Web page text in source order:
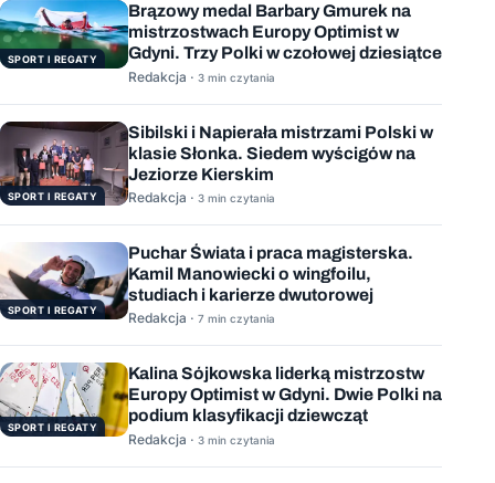
SPORT I REGATY
Brązowy medal Barbary Gmurek na
mistrzostwach Europy Optimist w
Gdyni. Trzy Polki w czołowej dziesiątce
Redakcja · 3 min czytania
SPORT I REGATY
Sibilski i Napierała mistrzami Polski w
klasie Słonka. Siedem wyścigów na
Jeziorze Kierskim
Redakcja · 3 min czytania
SPORT I REGATY
Puchar Świata i praca magisterska.
Kamil Manowiecki o wingfoilu,
studiach i karierze dwutorowej
Redakcja · 7 min czytania
SPORT I REGATY
Kalina Sójkowska liderką mistrzostw
Europy Optimist w Gdyni. Dwie Polki na
podium klasyfikacji dziewcząt
Redakcja · 3 min czytania